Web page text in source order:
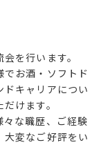
を行います。
お酒・ソフトド
ドキャリアについ
けます。
々な職歴、ご経験
大変なご好評をい